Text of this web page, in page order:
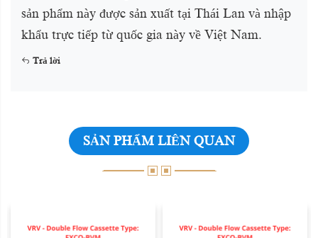
sản phẩm này được sản xuất tại Thái Lan và nhập
khẩu trực tiếp từ quốc gia này về Việt Nam.
Trả lời
SẢN PHẨM LIÊN QUAN